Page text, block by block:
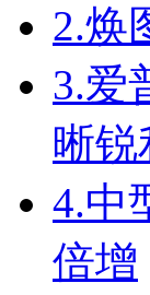
2.焕
3.爱
晰锐
4.中
倍增